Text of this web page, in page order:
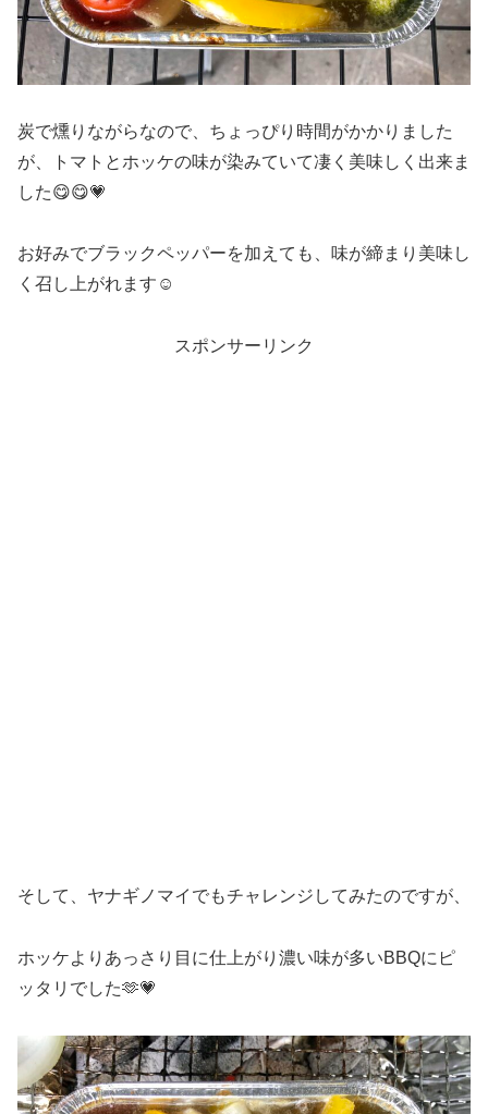
炭で燻りながらなので、ちょっぴり時間がかかりました
が、トマトとホッケの味が染みていて凄く美味しく出来ま
した😋😋💗
お好みでブラックペッパーを加えても、味が締まり美味し
く召し上がれます☺️
スポンサーリンク
そして、ヤナギノマイでもチャレンジしてみたのですが、
ホッケよりあっさり目に仕上がり濃い味が多いBBQにピ
ッタリでした🫶💗